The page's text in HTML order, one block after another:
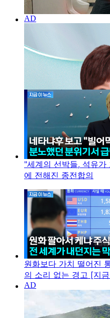
"세계의 선박들, 석유
에 전해진 종전합의
원화보다 가치 떨어진
의 소리 없는 경고 [지